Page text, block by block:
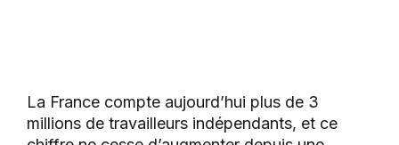
La France compte aujourd’hui plus de 3
millions de travailleurs indépendants, et ce